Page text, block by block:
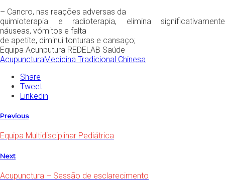
– Cancro, nas reações adversas da
quimioterapia e radioterapia, elimina significativamente
náuseas, vómitos e falta
de apetite, diminui tonturas e cansaço;
Equipa Acunputura REDELAB Saúde
AcupuncturaMedicina Tradicional Chinesa
Share
Tweet
Linkedin
Previous
Equipa Multidisciplinar Pediátrica
Next
Acupunctura – Sessão de esclarecimento